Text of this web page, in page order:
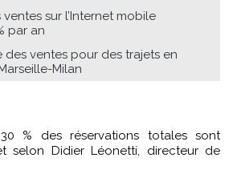
sur l’Internet mobile
par an
des ventes pour des trajets en
Milan
selon Didier Léonetti, directeur de